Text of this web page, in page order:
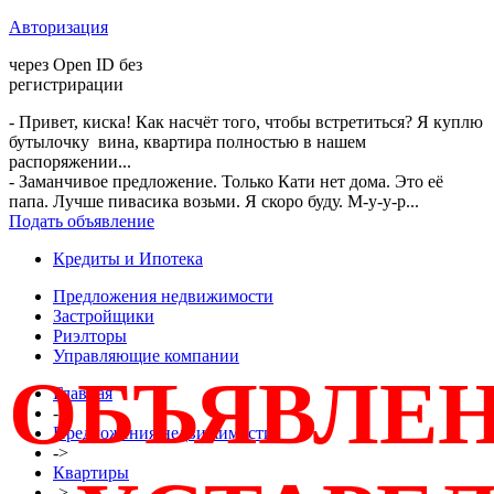
Авторизация
через Open ID без
регистрирации
- Привет, киска! Как насчёт того, чтобы встретиться? Я куплю
бутылочку вина, квартира полностью в нашем
распоряжении...
- Заманчивое предложение. Только Кати нет дома. Это её
папа. Лучше пивасика возьми. Я скоро буду. М-у-у-р...
Подать объявление
Кредиты и Ипотека
Предложения недвижимости
Застройщики
Риэлторы
Управляющие компании
Главная
->
Предложения недвижимости
->
Квартиры